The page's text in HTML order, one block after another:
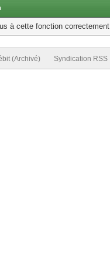
à cette fonction
(Archivé) Syndication RSS